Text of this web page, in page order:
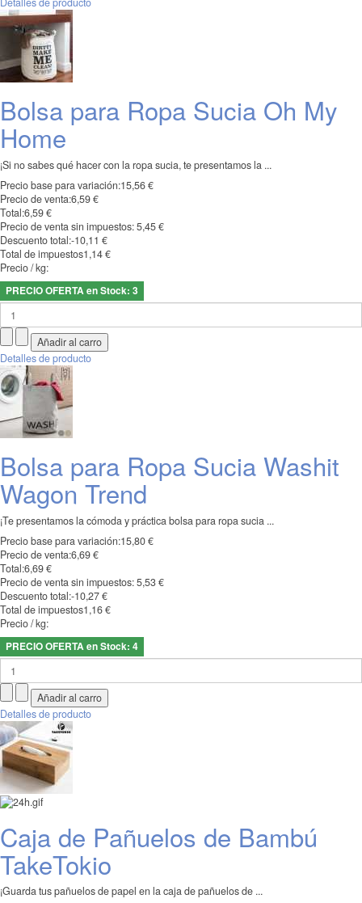
Bolsa para Ropa Sucia Oh My
Home
¡Si no sabes qué hacer con la ropa sucia, te presentamos la ...
Precio base para variación:15,56 €
Precio de venta:6,59 €
Total:6,59 €
Precio de venta sin impuestos:5,45 €
Descuento total:-10,11 €
Total de impuestos1,14 €
Precio / kg:
PRECIO OFERTA en Stock: 3
Detalles de producto
Bolsa para Ropa Sucia Washit
Wagon Trend
¡Te presentamos la cómoda y práctica bolsa para ropa sucia ...
Precio base para variación:15,80 €
Precio de venta:6,69 €
Total:6,69 €
Precio de venta sin impuestos:5,53 €
Descuento total:-10,27 €
Total de impuestos1,16 €
Precio / kg:
PRECIO OFERTA en Stock: 4
Detalles de producto
Caja de Pañuelos de Bambú
TakeTokio
¡Guarda tus pañuelos de papel en la caja de pañuelos de ...